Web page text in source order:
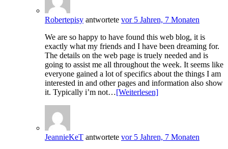
Robertepisy antwortete vor 5 Jahren, 7 Monaten
We are so happy to have found this web blog, it is
exactly what my friends and I have been dreaming for.
The details on the web page is truely needed and is
going to assist me all throughout the week. It seems like
everyone gained a lot of specifics about the things I am
interested in and other pages and information also show
it. Typically i’m not…[Weiterlesen]
JeannieKeT antwortete vor 5 Jahren, 7 Monaten